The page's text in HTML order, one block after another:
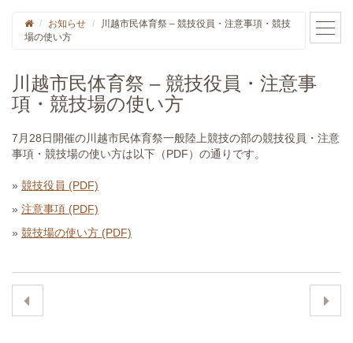
お知らせ
川越市民体育祭 – 競技役員・注意事項・競技
場の使い方
川越市民体育祭 – 競技役員・注意事
項・競技場の使い方
7月28日開催の川越市民体育祭一般陸上競技の部の競技役員・注意
事項・競技場の使い方は以下（PDF）の通りです。
» 競技役員 (PDF)
» 注意事項 (PDF)
» 競技場の使い方 (PDF)